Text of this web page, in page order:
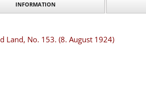
INFORMATION
Land, No. 153. (8. August 1924)